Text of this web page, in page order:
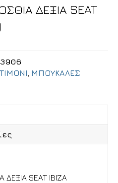
ΔΕΞΙΑ SEAT
ΜΠΟΥΚΑΛΕΣ
SEAT IBIZA